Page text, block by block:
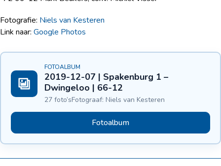
Fotografie: Niels van Kesteren
Link naar: Google Photos
FOTOALBUM
2019-12-07 | Spakenburg 1 –
Dwingeloo | 66-12
27 foto’sFotograaf: Niels van Kesteren
Fotoalbum